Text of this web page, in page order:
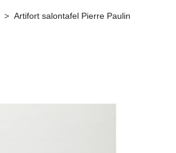
Artifort salontafel Pierre Paulin